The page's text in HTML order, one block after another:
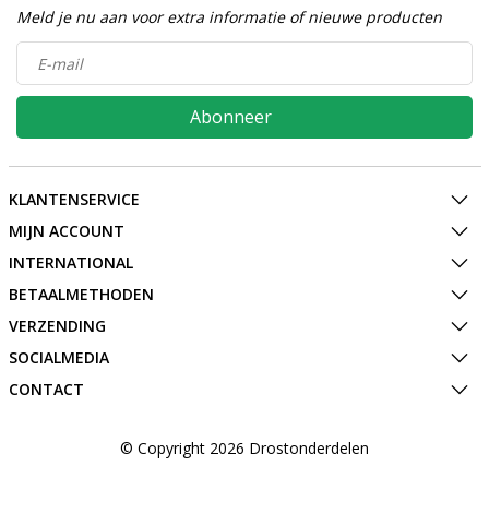
Meld je nu aan voor extra informatie of nieuwe producten
Abonneer
KLANTENSERVICE
MIJN ACCOUNT
INTERNATIONAL
BETAALMETHODEN
VERZENDING
SOCIALMEDIA
CONTACT
© Copyright 2026 Drostonderdelen